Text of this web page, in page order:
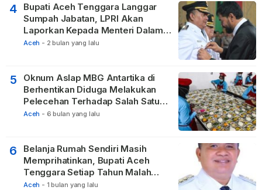
4
Bupati Aceh Tenggara Langgar
Sumpah Jabatan, LPRI Akan
Laporkan Kepada Menteri Dalam
Negeri
Aceh - 2 bulan yang lalu
5
Oknum Aslap MBG Antartika di
Berhentikan Diduga Melakukan
Pelecehan Terhadap Salah Satu
Relawan
Aceh - 6 bulan yang lalu
6
Belanja Rumah Sendiri Masih
Memprihatinkan, Bupati Aceh
Tenggara Setiap Tahun Malah
Membangun Pasilitas Rumah
Aceh - 1 bulan yang lalu